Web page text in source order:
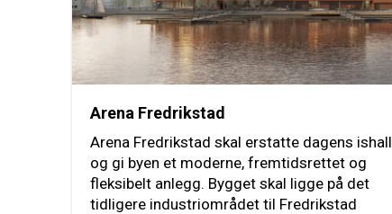
Arena Fredrikstad
Arena Fredrikstad skal erstatte dagens ishall
og gi byen et moderne, fremtidsrettet og
fleksibelt anlegg. Bygget skal ligge på det
tidligere industriområdet til Fredrikstad